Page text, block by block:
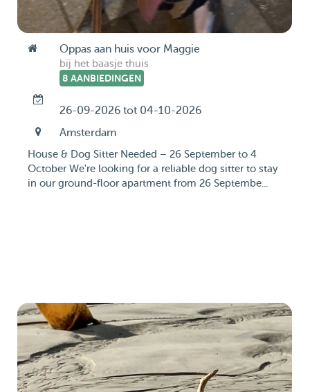
Oppas aan huis voor Maggie
bij het baasje thuis
8 AANBIEDINGEN
26-09-2026 tot 04-10-2026
Amsterdam
House & Dog Sitter Needed – 26 September to 4
October We're looking for a reliable dog sitter to stay
in our ground-floor apartment from 26 Septembe...